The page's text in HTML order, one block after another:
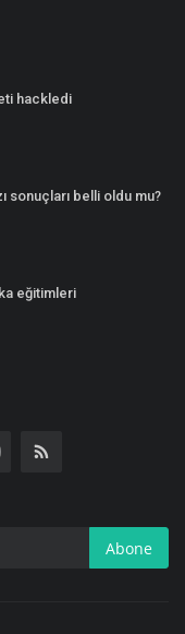
hackledi
sonuçları belli oldu mu?
eğitimleri
Abone